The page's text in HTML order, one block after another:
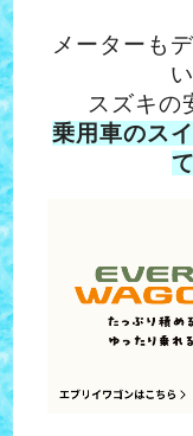
メーターも
スズキの
乗用車のス